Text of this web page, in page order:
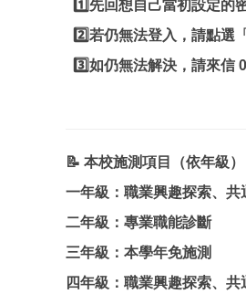
1️⃣先回想自己當初設定的
2️⃣若仍無法登入，請點選
3️⃣如仍無法解決，請來信
📝 本校施測項目（依年級）
一年級：職業興趣探索、共
二年級：專業職能診斷
三年級：本學年免施測
四年級：職業興趣探索、